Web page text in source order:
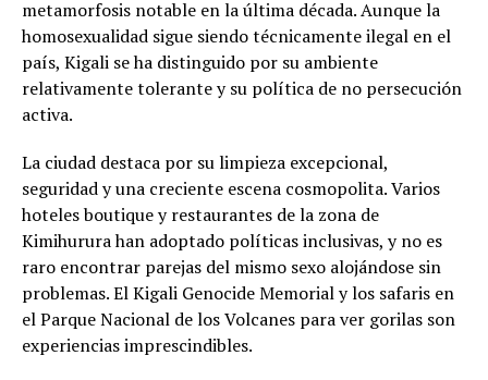
metamorfosis notable en la última década. Aunque la
homosexualidad sigue siendo técnicamente ilegal en el
país, Kigali se ha distinguido por su ambiente
relativamente tolerante y su política de no persecución
activa.
La ciudad destaca por su limpieza excepcional,
seguridad y una creciente escena cosmopolita. Varios
hoteles boutique y restaurantes de la zona de
Kimihurura han adoptado políticas inclusivas, y no es
raro encontrar parejas del mismo sexo alojándose sin
problemas. El Kigali Genocide Memorial y los safaris en
el Parque Nacional de los Volcanes para ver gorilas son
experiencias imprescindibles.